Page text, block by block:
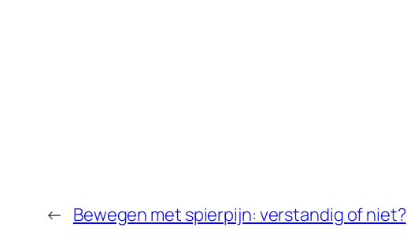
← Bewegen met spierpijn: verstandig of niet?